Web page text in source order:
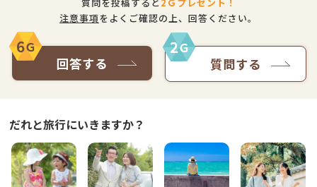
注意事項をよくご確認の上、回答ください。
6Ｇ
回答する
2Ｇ
質問する
だれと旅行にいきますか？